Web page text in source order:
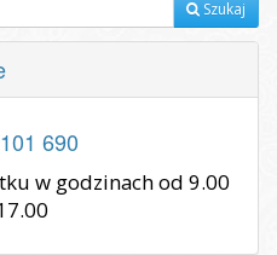
Szukaj
690
w godzinach od 9.00